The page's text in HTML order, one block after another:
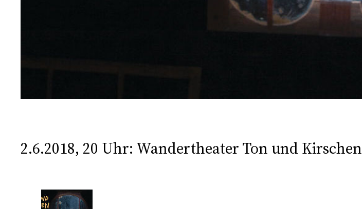
2.6.2018, 20 Uhr: Wandertheater Ton und Kirschen